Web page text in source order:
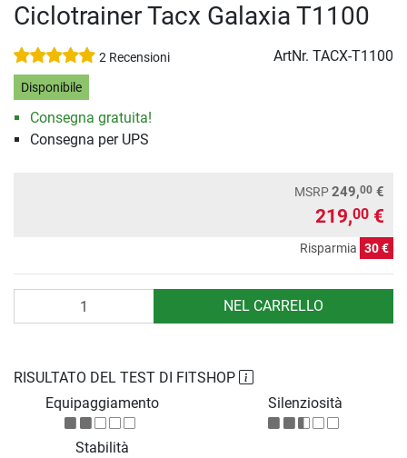
Ciclotrainer Tacx Galaxia T1100
2 Recensioni ArtNr. TACX-T1100
Disponibile
Consegna gratuita!
Consegna per UPS
MSRP249,00 €
219,00 €
Risparmia 30 €
NEL CARRELLO
RISULTATO DEL TEST DI FITSHOP
Equipaggiamento
Silenziosità
Stabilità